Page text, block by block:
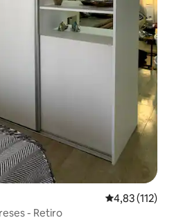
Keskmine
4,83 (112)
Parim asukoht Buenos Aireses - Retiro